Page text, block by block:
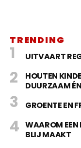
TRENDING
UITVAART
HOUTEN
DUURZAAM
GROENTE EN
WAAROM EEN
BLIJ MAAKT